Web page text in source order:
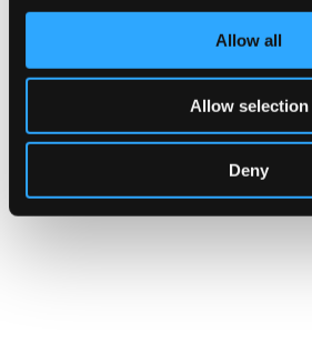
Allow all
Allow selection
Deny
progettuale. Offre momenti di incontro,
Via Labriola angolo via Pontida,
Telefono:3939347102
https://www.facebook.com/